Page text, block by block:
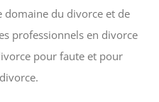
domaine du divorce et de
professionnels en divorce
pour faute et pour